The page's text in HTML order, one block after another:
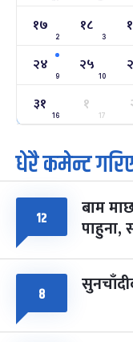
शनि फाल्गुन २२, २०८३
सोम
अन्तराष्ट्रिय
फाल्गुन २४,
२५
मंगल
ग्याल्पो
फाल्गुन २५, २०८३
७
आइत
पूर्णिमा व्रत
चैत्र ७, २०८३-
८ फागुपूर्णिमा
चैत्र ८, २०८३-
१७
2
१८
3
२४
9
२५
10
३१
16
१
17
धेरै कमेन्ट
१२ बाम
पाहुना,
८